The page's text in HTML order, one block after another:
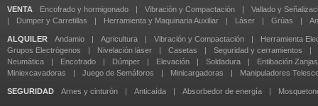
VENTA Encofrado y hormigonado | Vibración y Compactación |
Vallado y
|
Dumper y Carretillas | Herramienta y Maquinaria Auxiliar | Láser | Grúas |
ALQUILER Andamio | Agricultura | Vibración y Compactación |
Herramienta
Grupos Electrógenos
| Nivelación láser | Casetas | Seguridad y cerramientos
|
Neumática
| Encofrado | Dúmper | Elevación | Soldadura |
Entibación Zanjas
Miniexcavadoras
| Juego de Semáforos | Minicargadoras | Manipuladores
SEGURIDAD Arnes y cinturón | Anticaída | Absorbedor de energía |